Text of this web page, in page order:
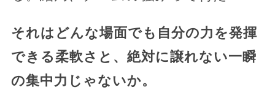
それはどんな場面でも自分の力を発揮
できる柔軟さと、絶対に譲れない一瞬
の集中力じゃないか。